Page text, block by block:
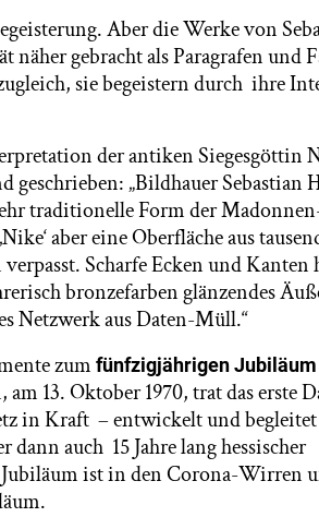
Aber die Werke von
gebracht als Paragrafen und
sie begeistern durch ihre
der antiken Siegesgöttin
„Bildhauer Sebastian
traditionelle Form der
aber eine Oberfläche aus
Scharfe Ecken und Kanten
bronzefarben glänzendes
Netzwerk aus Daten-Müll.“
zum fünfzigjährigen
13. Oktober 1970, trat das erste
in Kraft – entwickelt und
auch 15 Jahre lang hessischer
ist in den Corona-Wirren